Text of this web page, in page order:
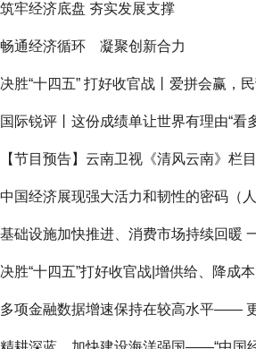
筑牢经济底盘 夯实发展支撑
畅通经济循环 凝聚创新合力
决胜“十四五” 打好收官战丨爱拼会赢，
国际锐评丨这份成绩单让世界有理由“看
【节目预告】云南卫视《清风云南》栏
中国经济展现强大活力和韧性的密码（人
基础设施加快推进、消费市场持续回暖
决胜“十四五”打好收官战|增供给、降成
多项金融数据增速保持在较高水平——